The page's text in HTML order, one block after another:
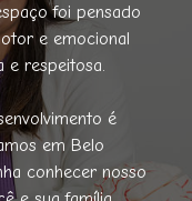
foi pensado
e emocional
e respeitosa.
é
em Belo
conhecer nosso